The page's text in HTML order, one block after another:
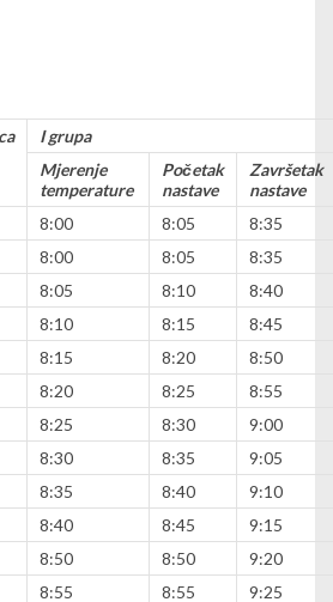
I grupa
Mjerenje
temperature
Početak
nastave
Završetak
nastave
8:00 8:05
8:35
8:00 8:05
8:35
8:05 8:10
8:40
8:10 8:15
8:45
8:15 8:20
8:50
8:20 8:25
8:55
8:25 8:30
9:00
8:30 8:35
9:05
8:35 8:40
9:10
8:40 8:45
9:15
8:50 8:50
9:20
8:55 8:55
9:25